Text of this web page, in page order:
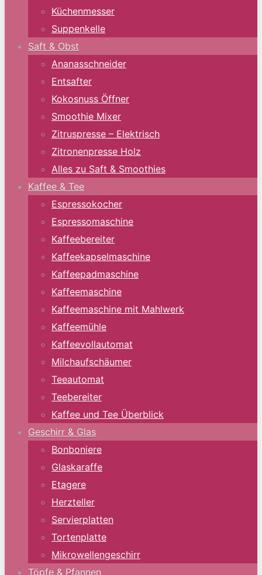
Küchenmesser
Suppenkelle
Saft & Obst
Ananasschneider
Entsafter
Kokosnuss Öffner
Smoothie Mixer
Zitruspresse – Elektrisch
Zitronenpresse Holz
Alles zu Saft & Smoothies
Kaffee & Tee
Espressokocher
Espressomaschine
Kaffeebereiter
Kaffeekapselmaschine
Kaffeepadmaschine
Kaffeemaschine
Kaffeemaschine mit Mahlwerk
Kaffeemühle
Kaffeevollautomat
Milchaufschäumer
Teeautomat
Teebereiter
Kaffee und Tee Überblick
Geschirr & Glas
Bonboniere
Glaskaraffe
Etagere
Herzteller
Servierplatten
Tortenplatte
Mikrowellengeschirr
Töpfe & Pfannen